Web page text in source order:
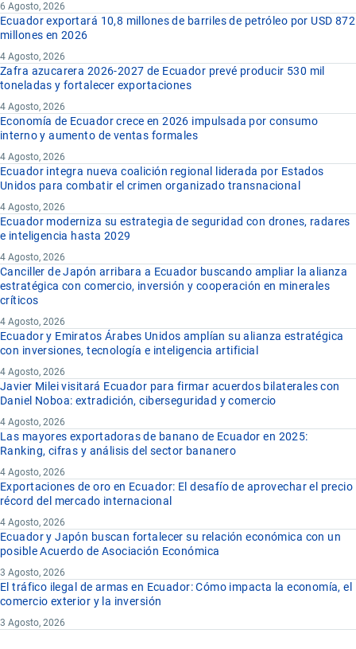
6 Agosto, 2026
Ecuador exportará 10,8 millones de barriles de petróleo por USD 872
millones en 2026
4 Agosto, 2026
Zafra azucarera 2026-2027 de Ecuador prevé producir 530 mil
toneladas y fortalecer exportaciones
4 Agosto, 2026
Economía de Ecuador crece en 2026 impulsada por consumo
interno y aumento de ventas formales
4 Agosto, 2026
Ecuador integra nueva coalición regional liderada por Estados
Unidos para combatir el crimen organizado transnacional
4 Agosto, 2026
Ecuador moderniza su estrategia de seguridad con drones, radares
e inteligencia hasta 2029
4 Agosto, 2026
Canciller de Japón arribara a Ecuador buscando ampliar la alianza
estratégica con comercio, inversión y cooperación en minerales
críticos
4 Agosto, 2026
Ecuador y Emiratos Árabes Unidos amplían su alianza estratégica
con inversiones, tecnología e inteligencia artificial
4 Agosto, 2026
Javier Milei visitará Ecuador para firmar acuerdos bilaterales con
Daniel Noboa: extradición, ciberseguridad y comercio
4 Agosto, 2026
Las mayores exportadoras de banano de Ecuador en 2025:
Ranking, cifras y análisis del sector bananero
4 Agosto, 2026
Exportaciones de oro en Ecuador: El desafío de aprovechar el precio
récord del mercado internacional
4 Agosto, 2026
Ecuador y Japón buscan fortalecer su relación económica con un
posible Acuerdo de Asociación Económica
3 Agosto, 2026
El tráfico ilegal de armas en Ecuador: Cómo impacta la economía, el
comercio exterior y la inversión
3 Agosto, 2026